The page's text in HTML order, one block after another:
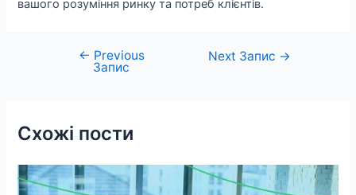
вашого розуміння ринку та потреб клієнтів.
Навігація
← Previous
Запис
Next Запис →
Схожі пости